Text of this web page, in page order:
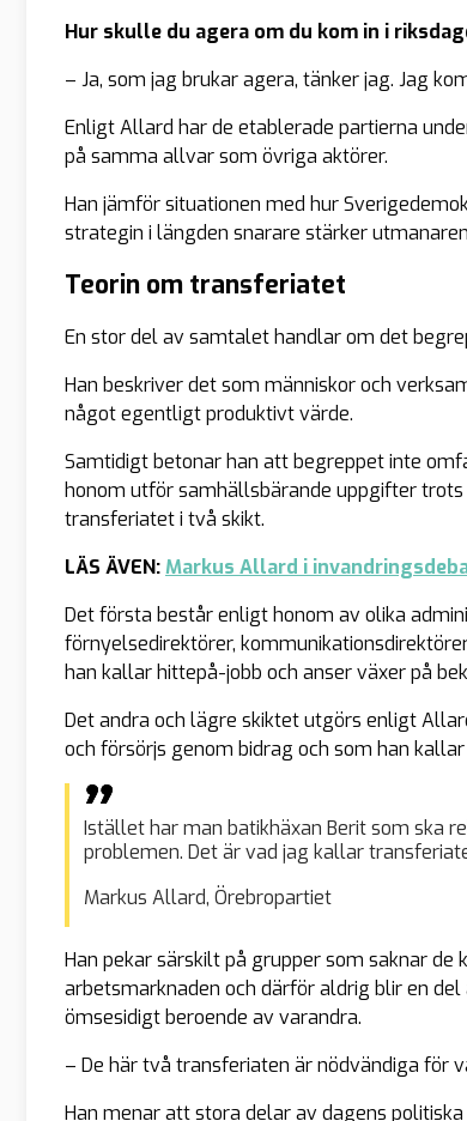
Hur skulle du agera om du kom in i
– Ja, som jag brukar agera, tänker jag. Jag
Enligt Allard har de etablerade partierna
på samma allvar som övriga aktörer.
Han jämför situationen med hur
strategin i längden snarare stärker
Teorin om transferiatet
En stor del av samtalet handlar om det
Han beskriver det som människor och
något egentligt produktivt värde.
Samtidigt betonar han att begreppet inte
honom utför samhällsbärande uppgifter
transferiatet i två skikt.
LÄS ÄVEN:Markus Allard i
Det första består enligt honom av olika
förnyelsedirektörer,
han kallar hittepå-jobb och anser växer på
Det andra och lägre skiktet utgörs enligt
och försörjs genom bidrag och som han
Istället har man batikhäxan Berit som ska
problemen. Det är vad jag kallar
Markus Allard, Örebropartiet
Han pekar särskilt på grupper som saknar
arbetsmarknaden och därför aldrig blir en
ömsesidigt beroende av varandra.
– De här två transferiaten är nödvändiga för
Han menar att stora delar av dagens